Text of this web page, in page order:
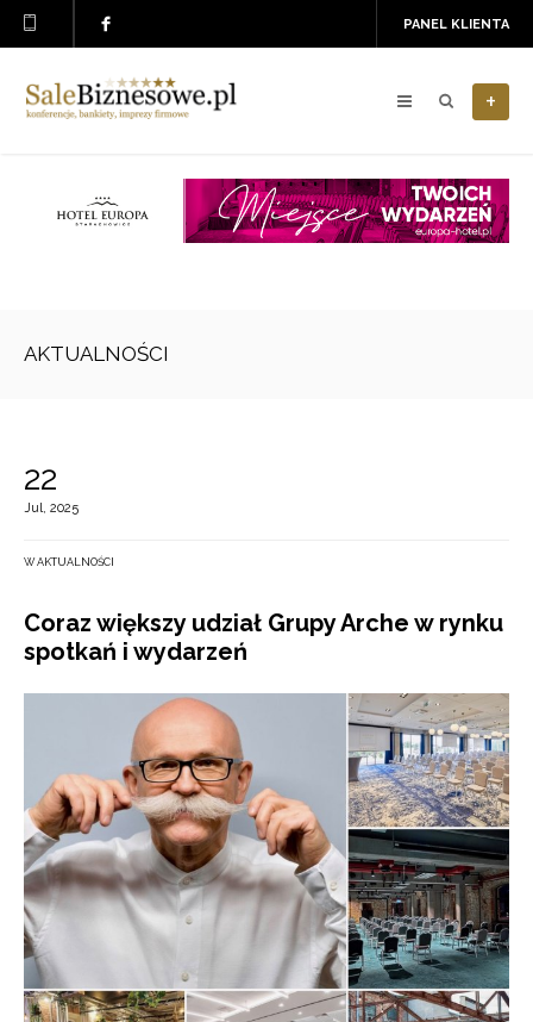
PANEL KLIENTA
+
AKTUALNOŚCI
22
Jul, 2025
W AKTUALNOŚCI
Coraz większy udział Grupy Arche w rynku
spotkań i wydarzeń